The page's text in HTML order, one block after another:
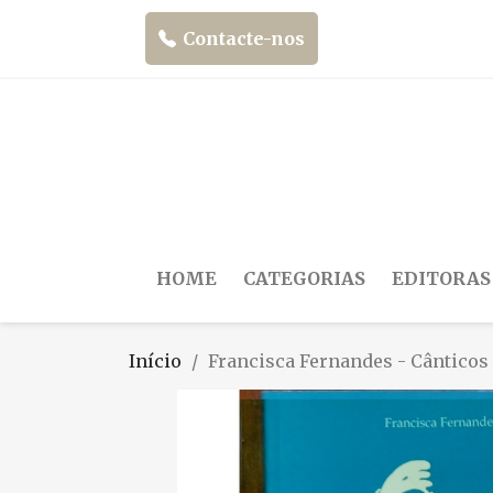
Contacte-nos
HOME CATEGORIAS EDITORAS
Início Francisca Fernandes - Cânticos